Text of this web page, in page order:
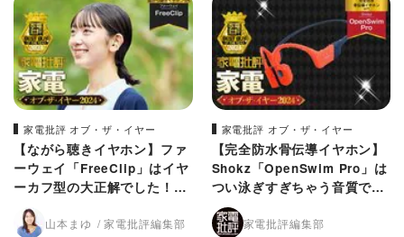
家電批評 オブ・ザ・イヤー
【ながら聴きイヤホン】ファ
ーウェイ「FreeClip」はイヤ
ーカフ型の大正解でした！
【家電批評2024年ベストバ
イ】 山本まゆ 家電批評編集部
家電批評 オブ・ザ・イヤー
【完全防水骨伝導イヤホン】
Shokz「OpenSwim Pro」は
つい泳ぎすぎちゃう音質でし
た！【家電批評2024年ベスト
バイ】家電批評編集部